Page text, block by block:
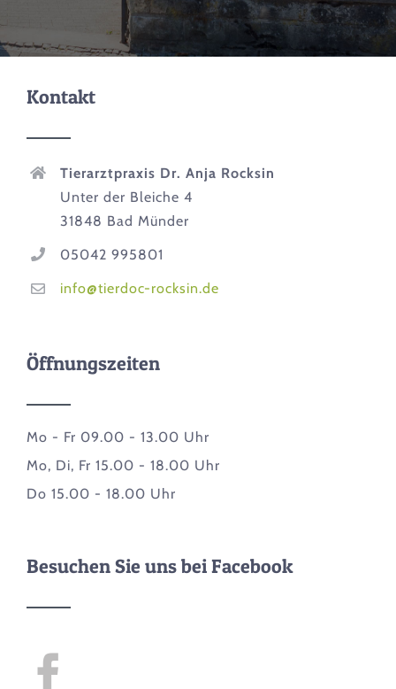
Kontakt
Tierarztpraxis Dr. Anja Rocksin
Unter der Bleiche 4
31848 Bad Münder
05042 995801
info@tierdoc-rocksin.de
Öffnungszeiten
Mo - Fr 09.00 - 13.00 Uhr
Mo, Di, Fr 15.00 - 18.00 Uhr
Do 15.00 - 18.00 Uhr
Besuchen Sie uns bei Facebook